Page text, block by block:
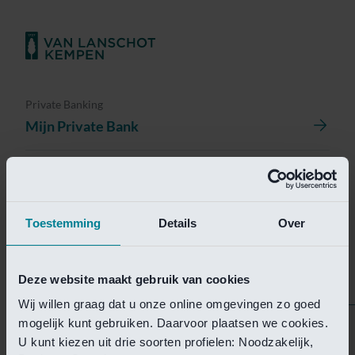
Toestemming Details Over
Deze website maakt gebruik van cookies
Wij willen graag dat u onze online omgevingen zo goed
mogelijk kunt gebruiken. Daarvoor plaatsen we cookies.
U kunt kiezen uit drie soorten profielen: Noodzakelijk,
Private Banking
Mijn Private Bank
Helaas is deze pagina